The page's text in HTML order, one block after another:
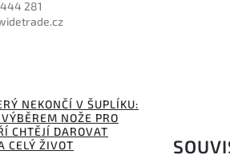
281
NEKONČÍ V ŠUPLÍKU:
NOŽE PRO
CHTĚJÍ DAROVAT
CELÝ ŽIVOT
1 149 Kč